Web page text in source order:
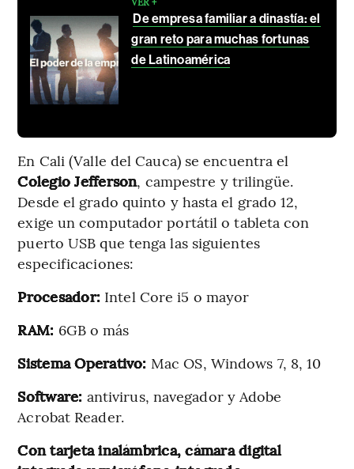
De empresa familiar a dinastía: el
gran reto para muchas fortunas
de Latinoamérica
En Cali (Valle del Cauca) se encuentra el
Colegio Jefferson, campestre y trilingüe.
Desde el grado quinto y hasta el grado 12,
exige un computador portátil o tableta con
puerto USB que tenga las siguientes
especificaciones:
Procesador: Intel Core i5 o mayor
RAM: 6GB o más
Sistema Operativo: Mac OS, Windows 7, 8, 10
Software: antivirus, navegador y Adobe
Acrobat Reader.
Con tarjeta inalámbrica, cámara digital